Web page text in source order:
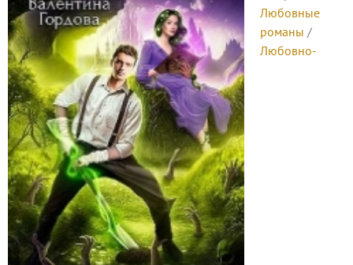
Любовные
романы /
Любовно-